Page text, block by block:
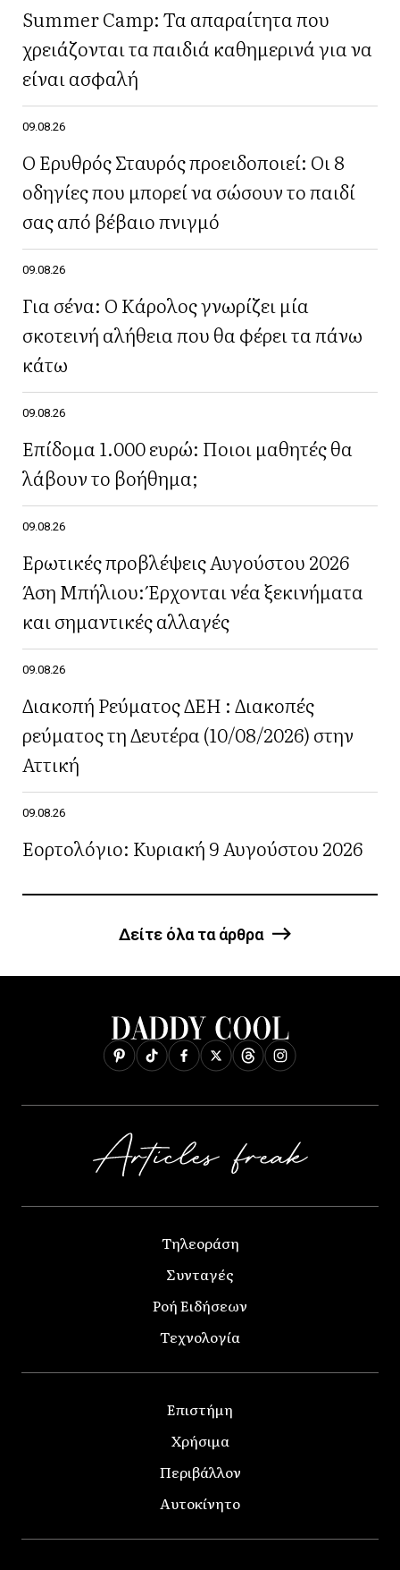
Summer Camp: Τα απαραίτητα που
χρειάζονται τα παιδιά καθημερινά για να
είναι ασφαλή
09.08.26
Ο Ερυθρός Σταυρός προειδοποιεί: Οι 8
οδηγίες που μπορεί να σώσουν το παιδί
σας από βέβαιο πνιγμό
09.08.26
Για σένα: Ο Κάρολος γνωρίζει μία
σκοτεινή αλήθεια που θα φέρει τα πάνω
κάτω
09.08.26
Επίδομα 1.000 ευρώ: Ποιοι μαθητές θα
λάβουν το βοήθημα;
09.08.26
Ερωτικές προβλέψεις Αυγούστου 2026
Άση Μπήλιου: Έρχονται νέα ξεκινήματα
και σημαντικές αλλαγές
09.08.26
Διακοπή Ρεύματος ΔΕΗ : Διακοπές
ρεύματος τη Δευτέρα (10/08/2026) στην
Αττική
09.08.26
Εορτολόγιο: Κυριακή 9 Αυγούστου 2026
Δείτε όλα τα άρθρα
Τηλεοράση
Συνταγές
Ροή Ειδήσεων
Τεχνολογία
Επιστήμη
Χρήσιμα
Περιβάλλον
Αυτοκίνητο